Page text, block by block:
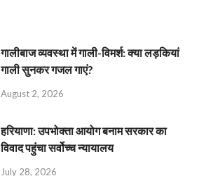
गालीबाज व्‍यवस्‍था में गाली-विमर्श: क्या लड़कियां
गाली सुनकर गजल गाएं?
August 2, 2026
हरियाणा: उपभोक्ता आयोग बनाम सरकार का
विवाद पहुंचा सर्वोच्च न्यायालय
July 28, 2026